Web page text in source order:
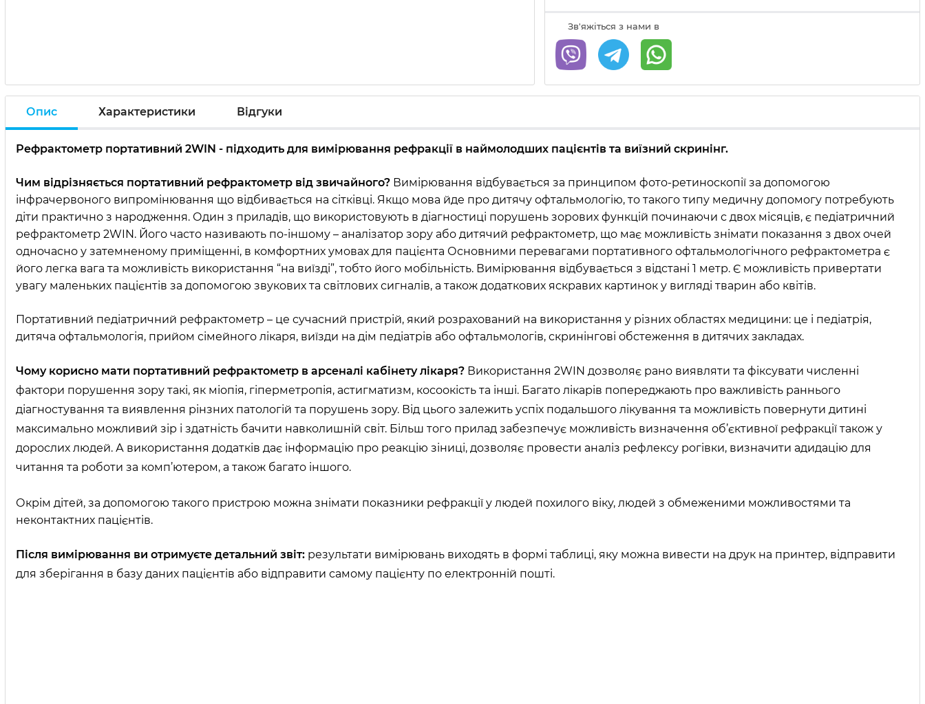
Зв'яжіться з нами в
Опис Характеристики Відгуки
Рефрактометр портативний 2WIN - підходить для вимірювання рефракції в наймолодших пацієнтів та виїзний скринінг.
Чим відрізняється портативний рефрактометр від звичайного? Вимірювання відбувається за принципом фото-ретиноскопії за допомогою
інфрачервоного випромінювання що відбивається на сітківці. Якщо мова йде про дитячу офтальмологію, то такого типу медичну допомогу потребують
діти практично з народження. Один з приладів, що використовують в діагностиці порушень зорових функцій починаючи с двох місяців, є педіатричний
рефрактометр 2WIN. Його часто називають по-іншому – аналізатор зору або дитячий рефрактометр, що має можливість знімати показання з двох очей
одночасно у затемненому приміщенні, в комфортних умовах для пацієнта Основними перевагами портативного офтальмологічного рефрактометра є
його легка вага та можливість використання “на виїзді”, тобто його мобільність. Вимірювання відбувається з відстані 1 метр. Є можливість привертати
увагу маленьких пацієнтів за допомогою звукових та світлових сигналів, а також додаткових яскравих картинок у вигляді тварин або квітів.
Портативний педіатричний рефрактометр – це сучасний пристрій, який розрахований на використання у різних областях медицини: це і педіатрія,
дитяча офтальмологія, прийом сімейного лікаря, виїзди на дім педіатрів або офтальмологів, скринінгові обстеження в дитячих закладах.
Чому корисно мати портативний рефрактометр в арсеналі кабінету лікаря? Використання 2WIN дозволяє рано виявляти та фіксувати численні
фактори порушення зору такі, як міопія, гіперметропія, астигматизм, косоокість та інші. Багато лікарів попереджають про важливість раннього
діагностування та виявлення рінзних патологій та порушень зору. Від цього залежить успіх подальшого лікування та можливість повернути дитині
максимально можливий зір і здатність бачити навколишній світ. Більш того прилад забезпечує можливість визначення об’єктивної рефракції також у
дорослих людей. А використання додатків дає інформацію про реакцію зіниці, дозволяє провести аналіз рефлексу рогівки, визначити адидацію для
читання та роботи за комп’ютером, а також багато іншого.
Окрім дітей, за допомогою такого пристрою можна знімати показники рефракції у людей похилого віку, людей з обмеженими можливостями та
неконтактних пацієнтів.
Після вимірювання ви отримуєте детальний звіт: результати вимірювань виходять в формі таблиці, яку можна вивести на друк на принтер, відправити
для зберігання в базу даних пацієнтів або відправити самому пацієнту по електронній пошті.